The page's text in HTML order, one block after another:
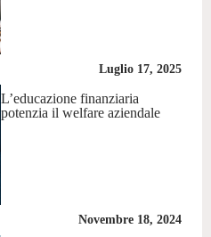
Luglio 17, 2025
L’educazione finanziaria
potenzia il welfare aziendale
Novembre 18, 2024